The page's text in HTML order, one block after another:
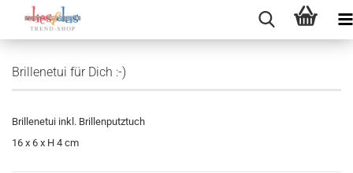
Brillenetui für Dich :-)
Brillenetui inkl. Brillenputztuch
16 x 6 x H 4 cm